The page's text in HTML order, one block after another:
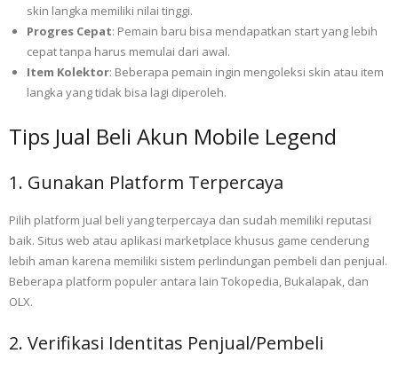
skin langka memiliki nilai tinggi.
Progres Cepat: Pemain baru bisa mendapatkan start yang lebih
cepat tanpa harus memulai dari awal.
Item Kolektor: Beberapa pemain ingin mengoleksi skin atau item
langka yang tidak bisa lagi diperoleh.
Tips Jual Beli Akun Mobile Legend
1. Gunakan Platform Terpercaya
Pilih platform jual beli yang terpercaya dan sudah memiliki reputasi
baik. Situs web atau aplikasi marketplace khusus game cenderung
lebih aman karena memiliki sistem perlindungan pembeli dan penjual.
Beberapa platform populer antara lain Tokopedia, Bukalapak, dan
OLX.
2. Verifikasi Identitas Penjual/Pembeli